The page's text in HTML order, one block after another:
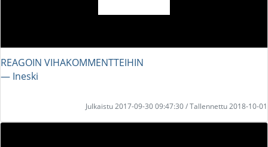
REAGOIN VIHAKOMMENTTEIHIN
― Ineski
Julkaistu 2017-09-30 09:47:30 / Tallennettu 2018-10-01